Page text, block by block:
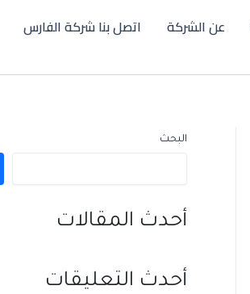
عن الشركة
اتصل بنا شركة الفارس
البحث
أحدث المقالات
أحدث التعليقات